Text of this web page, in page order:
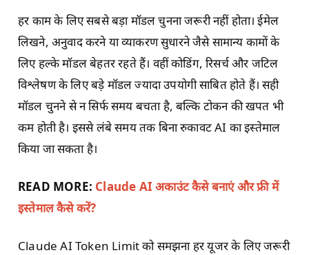
हर काम के लिए सबसे बड़ा मॉडल चुनना जरूरी नहीं होता। ईमेल
लिखने, अनुवाद करने या व्याकरण सुधारने जैसे सामान्य कामों के
लिए हल्के मॉडल बेहतर रहते हैं। वहीं कोडिंग, रिसर्च और जटिल
विश्लेषण के लिए बड़े मॉडल ज्यादा उपयोगी साबित होते हैं। सही
मॉडल चुनने से न सिर्फ समय बचता है, बल्कि टोकन की खपत भी
कम होती है। इससे लंबे समय तक बिना रुकावट AI का इस्तेमाल
किया जा सकता है।
READ MORE: Claude AI अकाउंट कैसे बनाएं और फ्री में
इस्तेमाल कैसे करें?
Claude AI Token Limit को समझना हर यूजर के लिए जरूरी